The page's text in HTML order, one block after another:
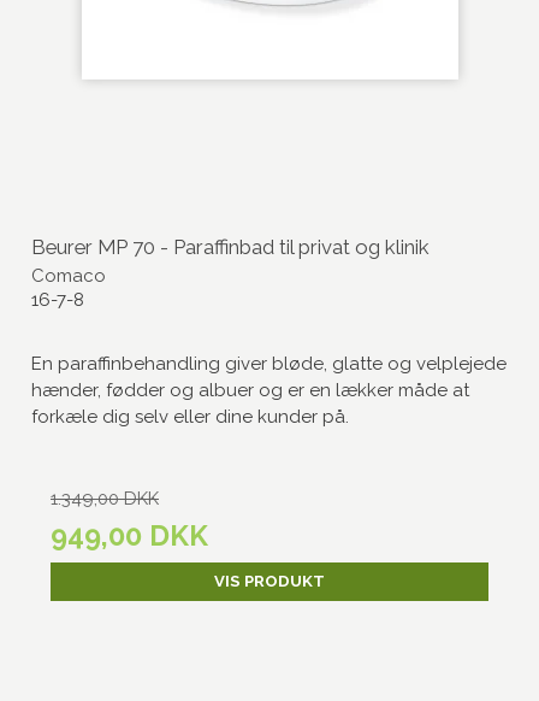
Beurer MP 70 - Paraffinbad til privat og klinik
Comaco
16-7-8
En paraffinbehandling giver bløde, glatte og velplejede
hænder, fødder og albuer og er en lækker måde at
forkæle dig selv eller dine kunder på.
1.349,00 DKK
949,00 DKK
VIS PRODUKT